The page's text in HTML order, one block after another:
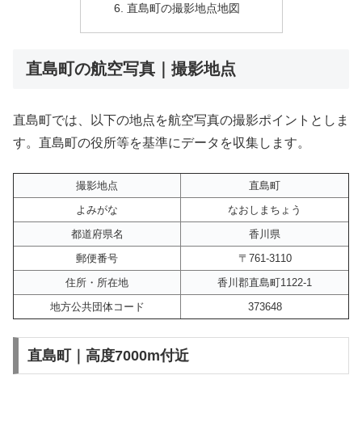
直島町の撮影地点地図
直島町の航空写真｜撮影地点
直島町では、以下の地点を航空写真の撮影ポイントとしま
す。直島町の役所等を基準にデータを収集します。
撮影地点
直島町
よみがな
なおしまちょう
都道府県名
香川県
郵便番号
〒761-3110
住所・所在地
香川郡直島町1122-1
地方公共団体コード
373648
直島町｜高度7000m付近